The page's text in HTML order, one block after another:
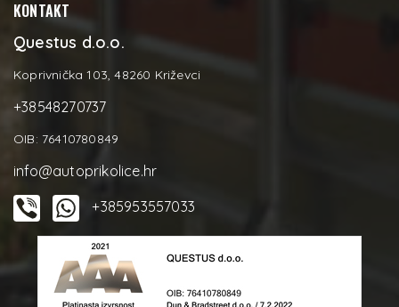
KONTAKT
Questus d.o.o.
Koprivnička 103, 48260 Križevci
+38548270737
OIB: 76410780849
info@autoprikolice.hr
+385953557033